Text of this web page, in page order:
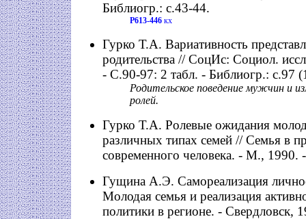
Библиогр.: с.43-44.
Р613-446 кх
Гурко Т.А. Вариативность
родительства // СоцИс: Социол.
- С.90-97: 2 табл. - Библиогр.: с.97
Родительское поведение мужчин и
ролей.
Гурко Т.А. Ролевые ожидания
различных типах семей // Семья в
современного человека. - М., 1990.
Гущина А.Э. Самореализация
Молодая семья и реализация
политики в регионе. - Свердловск,